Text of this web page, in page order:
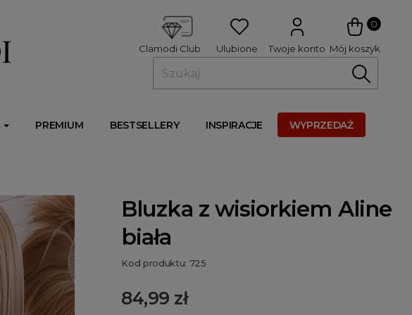
0
Mój koszyk
Twoje konto
Ulubione
Clamodi Club
PREMIUM BESTSELLERY INSPIRACJE WYPRZEDAŻ
Bluzka z wisiorkiem Aline
biała
Kod produktu: 725
84,99 zł